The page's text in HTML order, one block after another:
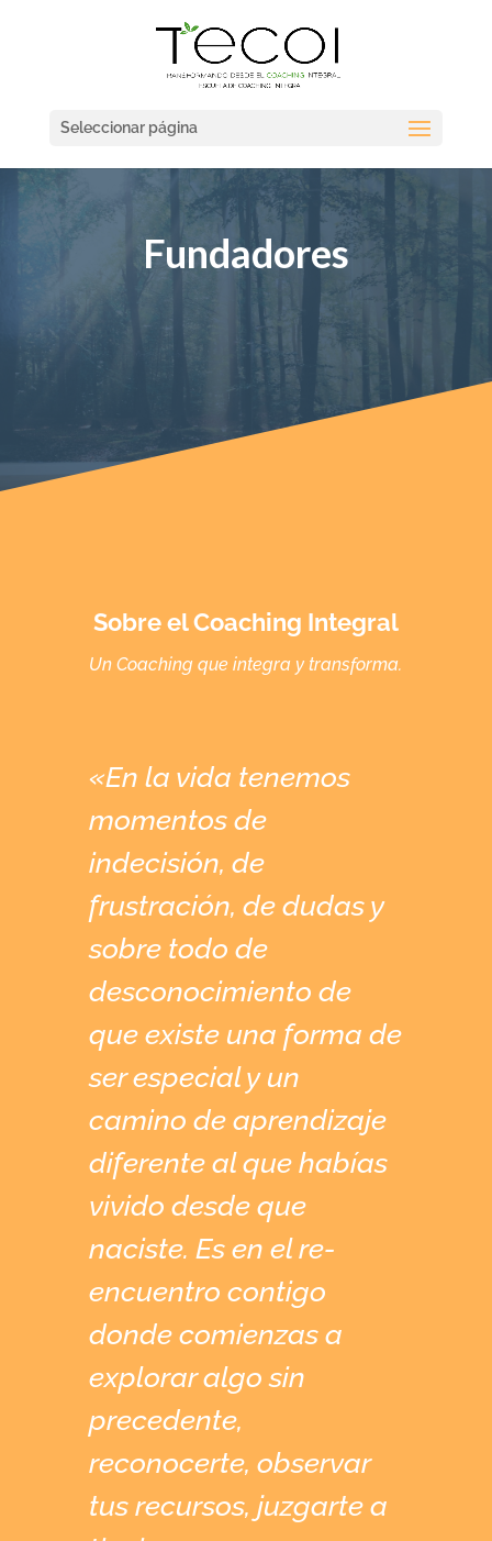
Seleccionar página
Fundadores
Sobre el Coaching Integral
Un Coaching que integra y transforma.
«En la vida tenemos
momentos de
indecisión, de
frustración, de dudas y
sobre todo de
desconocimiento de
que existe una forma de
ser especial y un
camino de aprendizaje
diferente al que habías
vivido desde que
naciste. Es en el re-
encuentro contigo
donde comienzas a
explorar algo sin
precedente,
reconocerte, observar
tus recursos, juzgarte a